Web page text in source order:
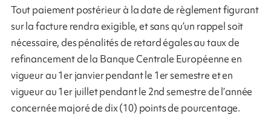
Tout paiement postérieur à la date de règlement figurant
sur la facture rendra exigible, et sans qu’un rappel soit
nécessaire, des pénalités de retard égales au taux de
refinancement de la Banque Centrale Européenne en
vigueur au 1er janvier pendant le 1er semestre et en
vigueur au 1er juillet pendant le 2nd semestre de l’année
concernée majoré de dix (10) points de pourcentage.